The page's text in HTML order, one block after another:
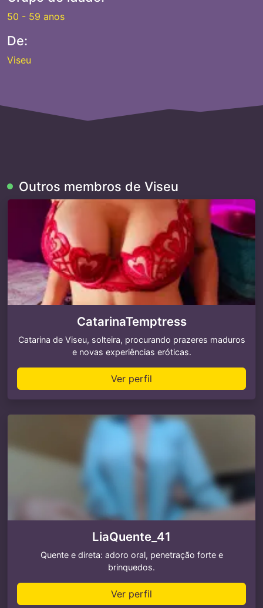
50 - 59 anos
De:
Viseu
Outros membros de Viseu
CatarinaTemptress
Catarina de Viseu, solteira, procurando prazeres maduros
e novas experiências eróticas.
Ver perfil
LiaQuente_41
Quente e direta: adoro oral, penetração forte e
brinquedos.
Ver perfil